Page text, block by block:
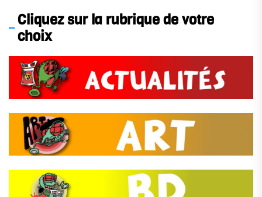
Cliquez sur la rubrique de votre
choix